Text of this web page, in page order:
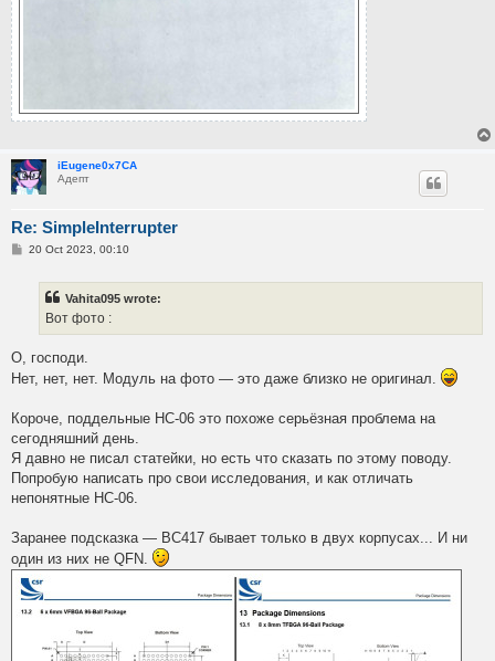
iEugene0x7CA
Адепт
Re: SimpleInterrupter
P20 Oct 2023, 00:10
Vahita095 wrote:
Вот фото :
О, господи.
Нет, нет, нет. Модуль на фото — это даже близко не оригинал.
Короче, поддельные HC-06 это похоже серьёзная проблема на
сегодняшний день.
Я давно не писал статейки, но есть что сказать по этому поводу.
Попробую написать про свои исследования, и как отличать
непонятные HC-06.
Заранее подсказка — BC417 бывает только в двух корпусах... И ни
один из них не QFN.